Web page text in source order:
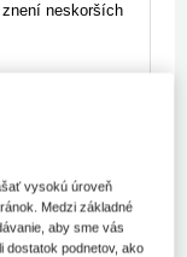
neskorších
Novelizovaný:
v znení
vysokú úroveň
Medzi základné
aby sme vás
dostatok podnetov, ako